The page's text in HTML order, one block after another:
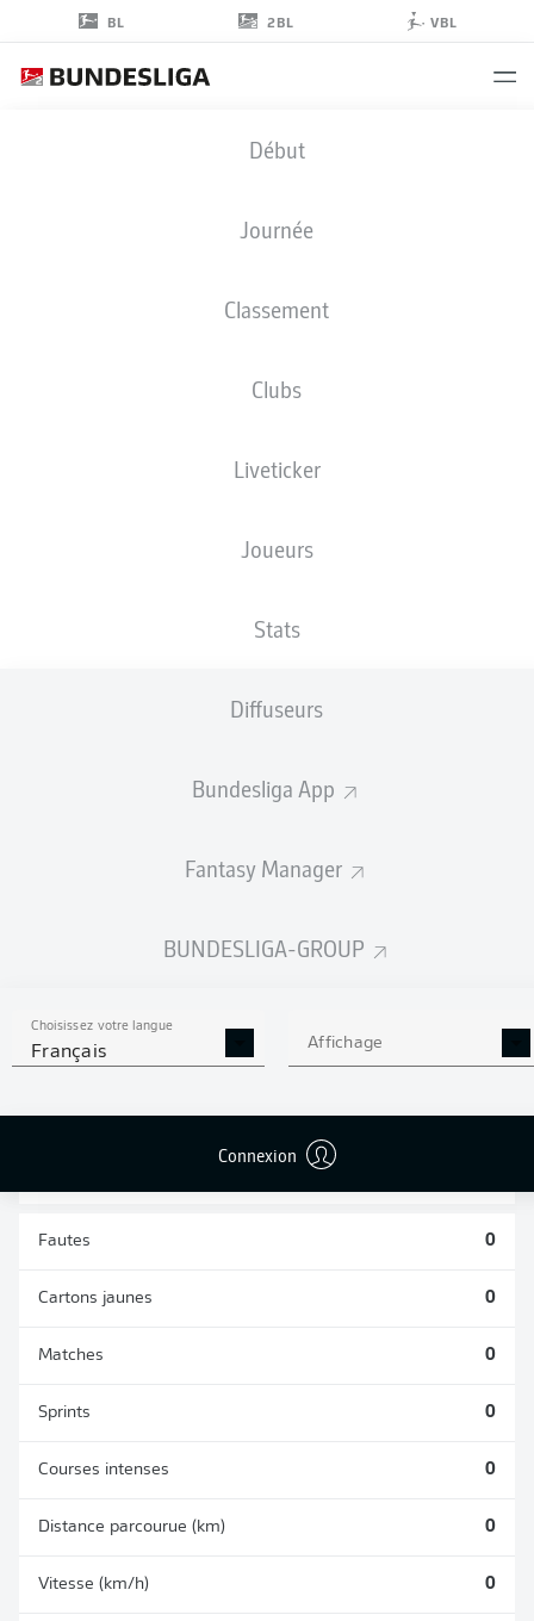
BL 2BL VBL
Début
Journée
Classement
Clubs
Liveticker
Joueurs
Stats
Diffuseurs
Bundesliga App
Fantasy Manager
BUNDESLIGA-GROUP
Choisissez votre langue
Français Affichage
Connexion
STATS DE LA SAISON
2021/2022
0
Fautes 0
Cartons jaunes 0
Matches 0
Sprints 0
Courses intenses 0
Distance parcourue (km) 0
Vitesse (km/h) 0